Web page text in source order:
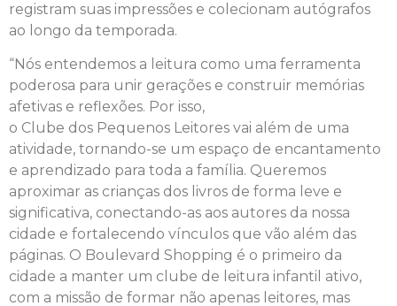
registram suas impressões e colecionam autógrafos
ao longo da temporada.
“Nós entendemos a leitura como uma ferramenta
poderosa para unir gerações e construir memórias
afetivas e reflexões. Por isso,
o Clube dos Pequenos Leitores vai além de uma
atividade, tornando-se um espaço de encantamento
e aprendizado para toda a família. Queremos
aproximar as crianças dos livros de forma leve e
significativa, conectando-as aos autores da nossa
cidade e fortalecendo vínculos que vão além das
páginas. O Boulevard Shopping é o primeiro da
cidade a manter um clube de leitura infantil ativo,
com a missão de formar não apenas leitores, mas